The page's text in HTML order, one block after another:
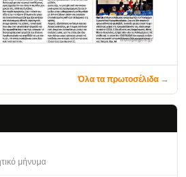
Όλα τα πρωτοσέλιδα →
μήνυμα